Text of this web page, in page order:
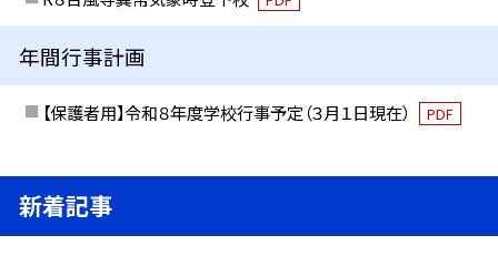
年間行事計画
【保護者用】令和８年度学校行事予定（３月１日現在） PDF
新着記事